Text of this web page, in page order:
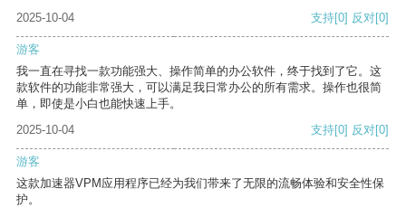
2025-10-04
支持[0] 反对[0]
游客
我一直在寻找一款功能强大、操作简单的办公软件，终于找到了它。这
款软件的功能非常强大，可以满足我日常办公的所有需求。操作也很简
单，即使是小白也能快速上手。
2025-10-04
支持[0] 反对[0]
游客
这款加速器VPM应用程序已经为我们带来了无限的流畅体验和安全性保
护。